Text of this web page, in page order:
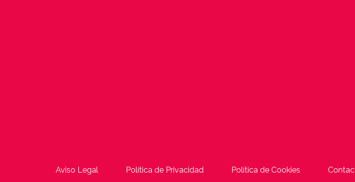
Aviso Legal Política de Privacidad Política de Cookies